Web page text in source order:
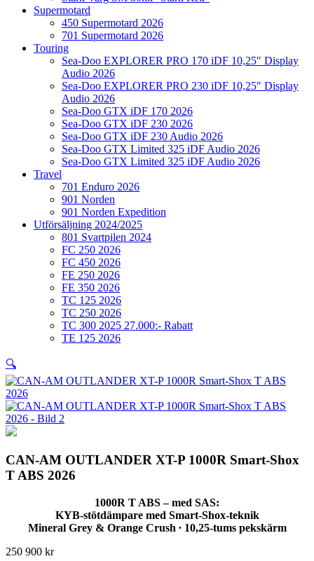
Supermotard
450 Supermotard 2026
701 Supermotard 2026
Touring
Sea-Doo EXPLORER PRO 170 iDF 10,25″ Display
Audio 2026
Sea-Doo EXPLORER PRO 230 iDF 10,25″ Display
Audio 2026
Sea-Doo GTX iDF 170 2026
Sea-Doo GTX iDF 230 2026
Sea-Doo GTX iDF 230 Audio 2026
Sea-Doo GTX Limited 325 iDF Audio 2026
Sea-Doo GTX Limited 325 iDF Audio 2026
Travel
701 Enduro 2026
901 Norden
901 Norden Expedition
Utförsäljning 2024/2025
801 Svartpilen 2024
FC 250 2026
FC 450 2026
FE 250 2026
FE 350 2026
TC 125 2026
TC 250 2026
TC 300 2025 27.000:- Rabatt
TE 125 2026
🔍
CAN-AM OUTLANDER XT-P 1000R Smart-Shox
T ABS 2026
1000R T ABS – med SAS:
KYB-stötdämpare med Smart-Shox-teknik
Mineral Grey & Orange Crush ∙ 10,25-tums pekskärm
250 900 kr